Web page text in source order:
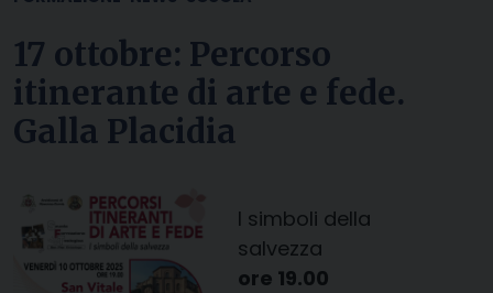
17 ottobre: Percorso
itinerante di arte e fede.
Galla Placidia
I simboli della
salvezza
ore 19.00